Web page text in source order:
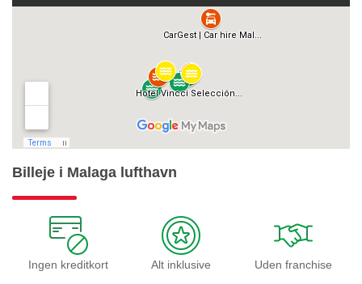
Billeje i Malaga lufthavn
Ingen kreditkort Alt inklusive Uden franchise